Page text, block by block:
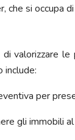
che si
valorizzare
include:
per
gli immobili